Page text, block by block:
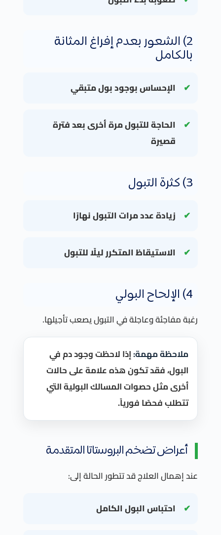
2) الشعور بعدم إفراغ المثانة
بالكامل
الإحساس بوجود بول متبقي
الحاجة للتبول مرة أخرى بعد فترة
قصيرة
3) كثرة التبول
زيادة عدد مرات التبول نهارًا
الاستيقاظ المتكرر ليلًا للتبول
4) الإلحاح البولي
رغبة مفاجئة وعاجلة في التبول يصعب تأجيلها.
ملاحظة مهمة:إذا لاحظت وجود دم في
البول، فقد تكون هذه علامة على حالات
أخرى مثل حصوات المسالك البولية التي
تتطلب فحصًا فورياً.
أعراض تضخم البروستاتا المتقدمة
عند إهمال العلاج قد تتطور الحالة إلى:
احتباس البول الكامل